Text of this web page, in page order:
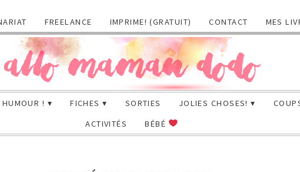
FREELANCE IMPRIME! (GRATUIT) CONTACT MES
HUMOUR ! FICHES SORTIES JOLIES CHOSES!
ACTIVITÉS
BÉBÉ